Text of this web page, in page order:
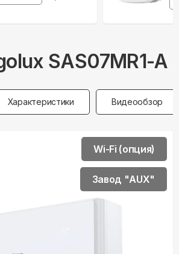
SAS07MR1-A
Характеристики Видеообзор
Wi-Fi (опция)
Завод "AUX"